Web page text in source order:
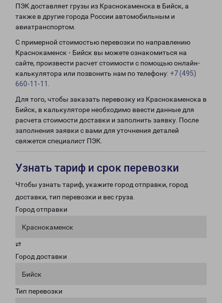
ПЭК доставляет грузы из Краснокаменска в Бийск, а
также в другие города России автомобильным и
авиатранспортом.
С примерной стоимостью перевозки по направлению
Краснокаменск - Бийск вы можете ознакомиться на
сайте, произвести расчет стоимости с помощью онлайн-
калькулятора или позвонить нам по телефону: +7 (495)
660-11-11
Для того, чтобы заказать перевозку из Краснокаменска в
Бийск, в калькуляторе необходимо ввести данные для
расчета стоимости доставки и заполнить заявку. После
заполнения заявки с вами для уточнения деталей
свяжется специалист ПЭК.
Узнать тариф и срок перевозки
Чтобы узнать тариф, укажите город отправки, город
доставки, тип перевозки и вес груза.
Город отправки
Краснокаменск
⇄
Город доставки
Бийск
Тип перевозки